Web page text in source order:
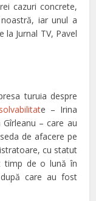
cazuri concrete,
iar unul a
Jurnal TV, Pavel
turuia despre
e – Irina
– care au
de afacere pe
cu statut
timp de o lună în
care au fost